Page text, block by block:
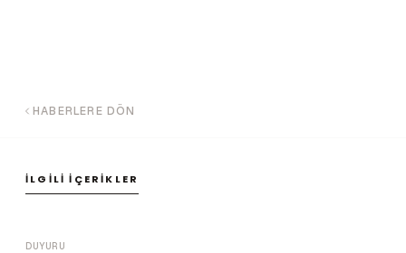
HABERLERE DÖN
İLGILI İÇERIKLER
DUYURU